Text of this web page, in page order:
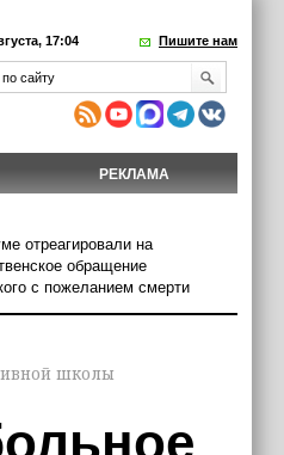
17:04 Пишите нам
РЕКЛАМА
отреагировали на
обращение
с пожеланием смерти
школы